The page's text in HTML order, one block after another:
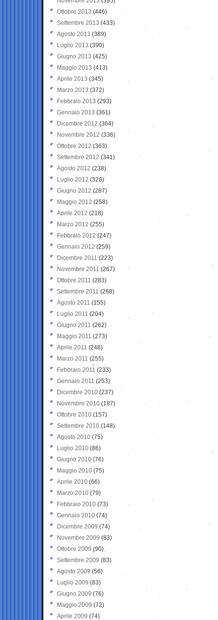
Ottobre 2013 (446)
Settembre 2013 (433)
Agosto 2013 (389)
Luglio 2013 (390)
Giugno 2013 (425)
Maggio 2013 (413)
Aprile 2013 (345)
Marzo 2013 (372)
Febbraio 2013 (293)
Gennaio 2013 (361)
Dicembre 2012 (364)
Novembre 2012 (336)
Ottobre 2012 (363)
Settembre 2012 (341)
Agosto 2012 (238)
Luglio 2012 (328)
Giugno 2012 (287)
Maggio 2012 (258)
Aprile 2012 (218)
Marzo 2012 (255)
Febbraio 2012 (247)
Gennaio 2012 (259)
Dicembre 2011 (223)
Novembre 2011 (267)
Ottobre 2011 (283)
Settembre 2011 (268)
Agosto 2011 (155)
Luglio 2011 (204)
Giugno 2011 (262)
Maggio 2011 (273)
Aprile 2011 (248)
Marzo 2011 (255)
Febbraio 2011 (233)
Gennaio 2011 (253)
Dicembre 2010 (237)
Novembre 2010 (187)
Ottobre 2010 (157)
Settembre 2010 (148)
Agosto 2010 (75)
Luglio 2010 (86)
Giugno 2010 (76)
Maggio 2010 (75)
Aprile 2010 (66)
Marzo 2010 (79)
Febbraio 2010 (73)
Gennaio 2010 (74)
Dicembre 2009 (74)
Novembre 2009 (83)
Ottobre 2009 (90)
Settembre 2009 (83)
Agosto 2009 (56)
Luglio 2009 (83)
Giugno 2009 (76)
Maggio 2009 (72)
Aprile 2009 (74)